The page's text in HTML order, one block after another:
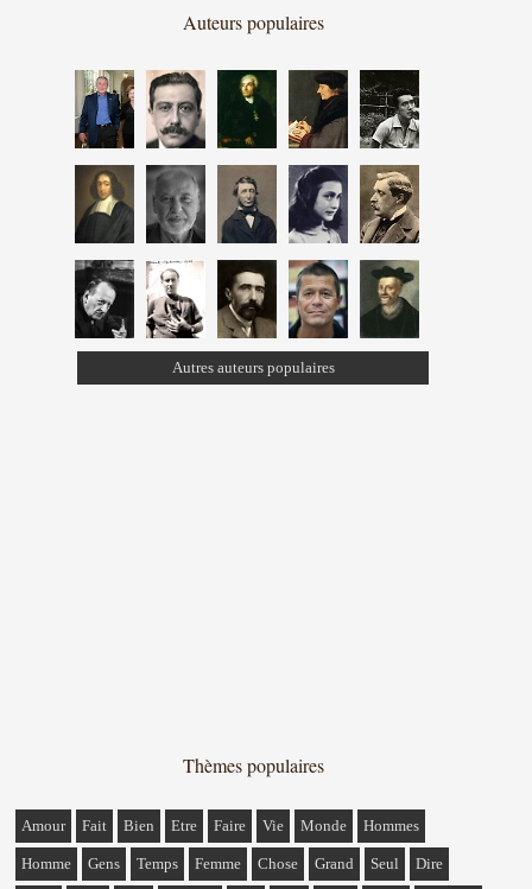
Auteurs populaires
Autres auteurs populaires
Thèmes populaires
Amour Fait Bien Etre Faire Vie Monde Hommes
Homme Gens Temps Femme Chose Grand Seul Dire